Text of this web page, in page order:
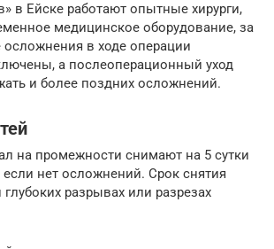
в Ейске работают опытные хирурги,
медицинское оборудование, за
осложнения в ходе операции
а послеоперационный уход
и более поздних осложнений.
на промежности снимают на 5 сутки
нет осложнений. Срок снятия
разрывах или разрезах